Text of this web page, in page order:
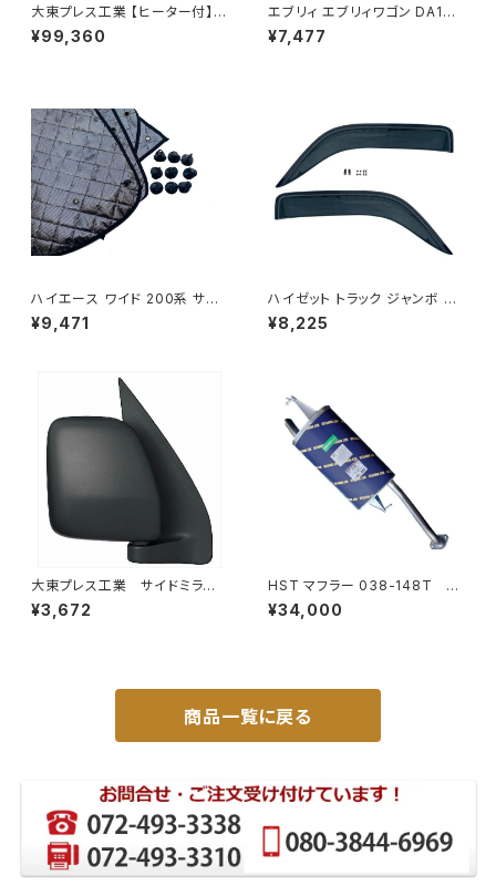
大東プレス工業 【ヒーター付】ハ
イウェイミラー リモコン+ヒータ
ー付 DI-6021CXE
¥99,360
エブリィ エブリィワゴン DA17V
DA17W サンシェード エブリー
マルチサンシェード 車種専用 8
¥7,477
ハイエース ワイド 200系 サン
シェード キャンピング 4層構造
車中泊 遮光 断熱 暑さ対策 盗
¥9,471
ハイゼット トラック ジャンボ S5
00P S510P S500 S510 系 ワ
イド ドアバイザー止め具付ピク
¥8,225
大東プレス工業 サイドミラー/
バックミラー ダイハツ ハイ
ゼットカーゴ 右 06年～ DI-
¥3,672
HST マフラー 038-148T プ
レミオ ZRT261 トヨタ 本体オ
ールステンレス 車検対応 純正
¥34,000
商品一覧に戻る